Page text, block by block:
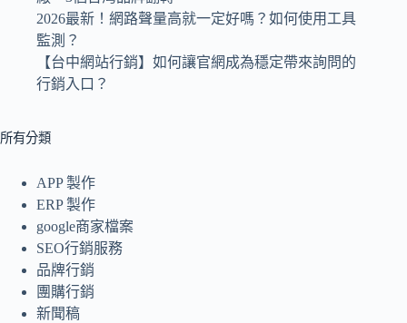
2026最新！網路聲量高就一定好嗎？如何使用工具
監測？
【台中網站行銷】如何讓官網成為穩定帶來詢問的
行銷入口？
所有分類
APP 製作
ERP 製作
google商家檔案
SEO行銷服務
品牌行銷
團購行銷
新聞稿